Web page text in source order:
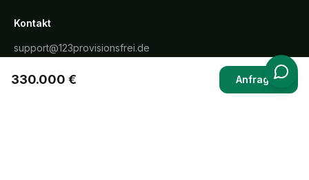
330.000 € Anfragen
Kontakt
support@123provisionsfrei.de
Meinstraße 48, 38448 Wolfsburg